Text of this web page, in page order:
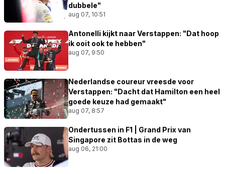
dubbele"
aug 07, 10:51
Antonelli kijkt naar Verstappen: "Dat hoop
ik ooit ook te hebben"
aug 07, 9:50
Nederlandse coureur vreesde voor
Verstappen: "Dacht dat Hamilton een heel
goede keuze had gemaakt"
aug 07, 8:57
Ondertussen in F1 | Grand Prix van
Singapore zit Bottas in de weg
aug 06, 21:00